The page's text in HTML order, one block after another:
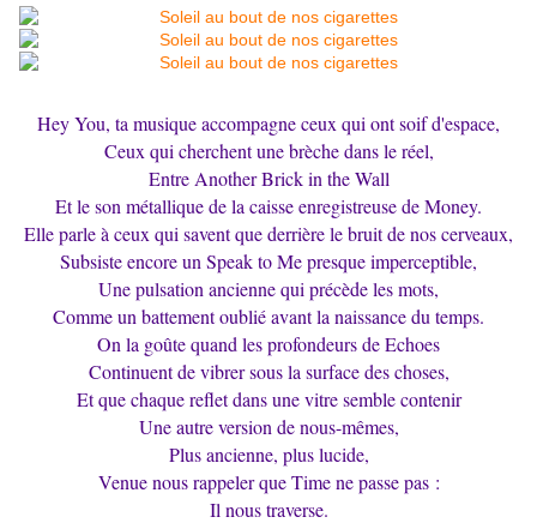
Hey You, ta musique accompagne ceux qui ont soif d'espace,
Ceux qui cherchent une brèche dans le réel,
Entre Another Brick in the Wall
Et le son métallique de la caisse enregistreuse de Money.
Elle parle à ceux qui savent que derrière le bruit de nos cerveaux,
Subsiste encore un Speak to Me presque imperceptible,
Une pulsation ancienne qui précède les mots,
Comme un battement oublié avant la naissance du temps.
On la goûte quand les profondeurs de Echoes
Continuent de vibrer sous la surface des choses,
Et que chaque reflet dans une vitre semble contenir
Une autre version de nous-mêmes,
Plus ancienne, plus lucide,
Venue nous rappeler que Time ne passe pas :
Il nous traverse.